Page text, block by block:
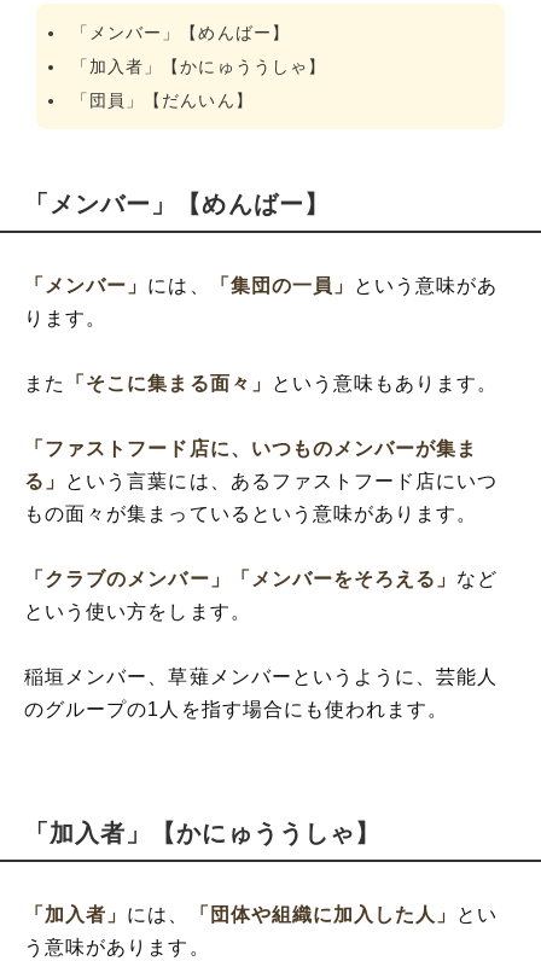
「メンバー」【めんばー】
「加入者」【かにゅううしゃ】
「団員」【だんいん】
「メンバー」【めんばー】
「メンバー」 には、 「集団の一員」
という意味があ
ります。
また 「そこに集まる面々」 という意味もあります。
「ファストフード店に、いつものメンバーが集ま
る」
という言葉には、あるファストフード店にいつ
もの面々が集まっているという意味があります。
「クラブのメンバー」 「メンバーをそろえる」 など
という使い方をします。
稲垣メンバー、草薙メンバーというように、芸能人
のグループの1人を指す場合にも使われます。
「加入者」【かにゅううしゃ】
「加入者」 には、 「団体や組織に加入した人」 とい
う意味があります。